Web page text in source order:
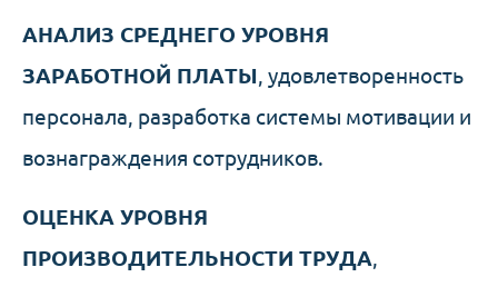
АНАЛИЗ СРЕДНЕГО УРОВНЯ
ЗАРАБОТНОЙ ПЛАТЫ, удовлетворенность
персонала, разработка системы мотивации и
вознаграждения сотрудников.
ОЦЕНКА УРОВНЯ
ПРОИЗВОДИТЕЛЬНОСТИ ТРУДА,